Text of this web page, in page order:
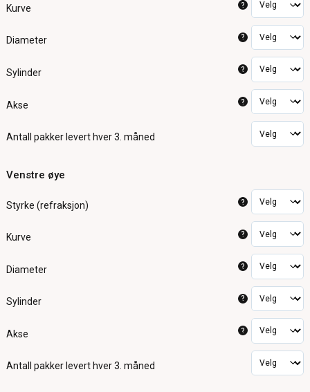
Kurve ?
Diameter ?
Sylinder ?
Akse ?
Antall pakker levert hver 3. måned
Venstre øye
Styrke (refraksjon) ?
Kurve ?
Diameter ?
Sylinder ?
Akse ?
Antall pakker levert hver 3. måned